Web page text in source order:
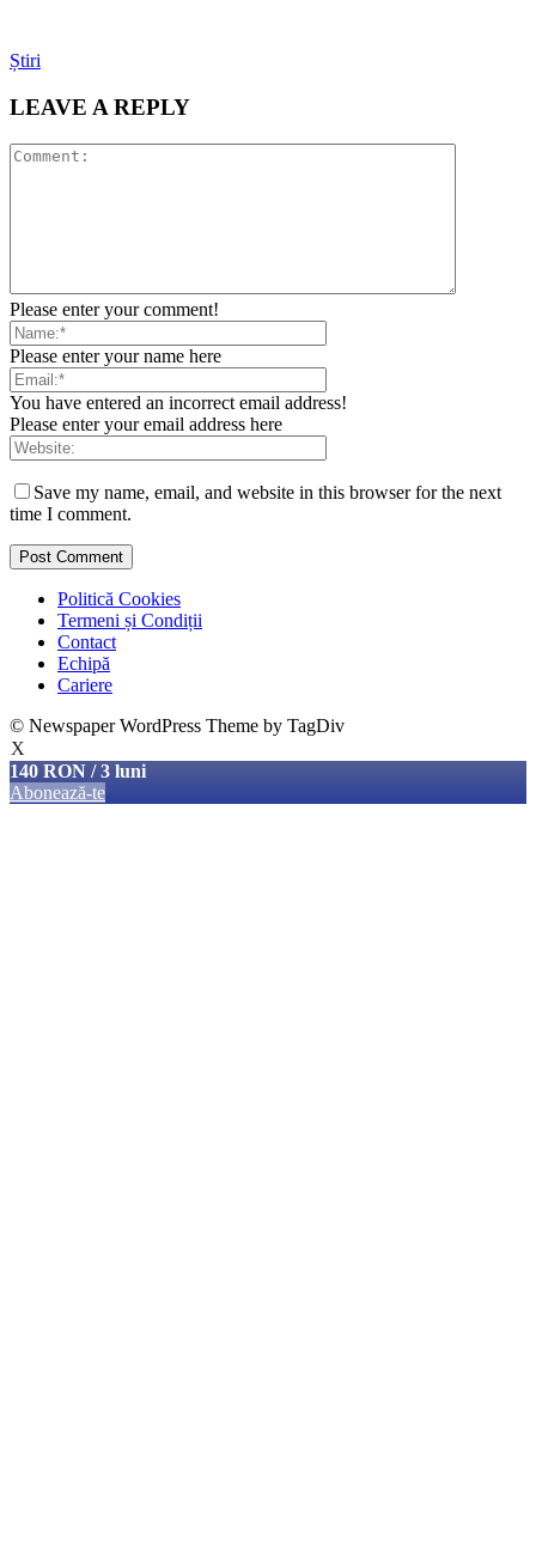
Știri
LEAVE A REPLY
Please enter your comment!
Please enter your name here
You have entered an incorrect email address!
Please enter your email address here
Save my name, email, and website in this browser for the next
time I comment.
Politică Cookies
Termeni și Condiții
Contact
Echipă
Cariere
© Newspaper WordPress Theme by TagDiv
X
140 RON / 3 luni
Abonează-te